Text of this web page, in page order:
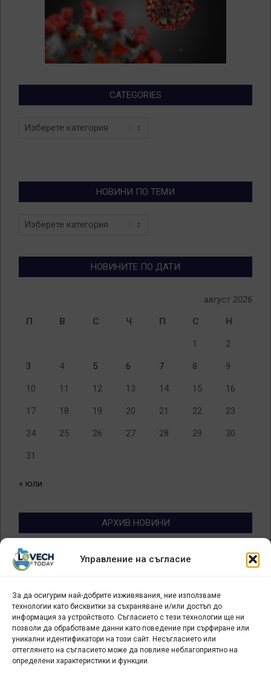
Управление на съгласие
За да осигурим най-добрите изживявания, ние използваме
технологии като бисквитки за съхраняване и/или достъп до
информация за устройството. Съгласието с тези технологии ще ни
позволи да обработваме данни като поведение при сърфиране или
уникални идентификатори на този сайт. Несъгласието или
оттеглянето на съгласието може да повлияе неблагоприятно на
определени характеристики и функции.
CATEGORIES
Categories
НОВИНИ ПО ТЕМИ
Новини
НОВИНИТЕ ПО ДАТИ
август 2026
П
В С Ч П С Н
1 2
3 4 5 6 7 8 9
10 11 12 13 14 15 16
17 18 19 20 21 22 23
24 25 26 27 28 29 30
31
« юли
АРХИВ НОВИНИ
Архив
новини
БИЗНЕС
Арт галерия "Мостове" – магазин за изкуство
СЕВЕРОЗАПАДА ИНФОРМАЦИОНЕН БИЗНЕС
ТУРИСТИЧЕСКИ КЛЪСТЕР